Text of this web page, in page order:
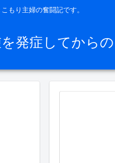
もり主婦の奮闘記です。
発症してからの